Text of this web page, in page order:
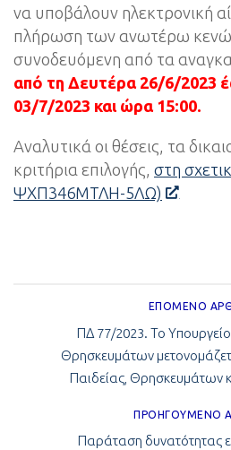
να υποβάλουν ηλεκτρονική
πλήρωση των ανωτέρω
συνοδευόμενη από τα
από τη Δευτέρα 26/6/2023
03/7/2023 και ώρα 15:00.
Αναλυτικά οι θέσεις, τα
κριτήρια επιλογής, στη
ΨΧΠ346ΜΤΛΗ-5ΛΩ)
ΕΠΌΜΕΝΟ
ΠΔ 77/2023. Το Υπουργείο
Θρησκευμάτων
Παιδείας, Θρησκευμάτων
ΠΡΟΗΓΟΎΜΕΝΟ
Παράταση δυνατότητας